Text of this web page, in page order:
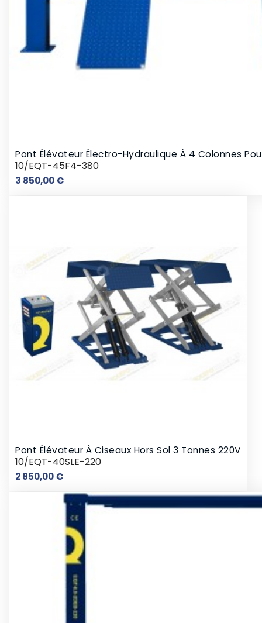
Pont Élévateur Électro-Hydraulique À 4 Colonnes
10/EQT-45F4-380
3 850,00 €Prix
Pont Élévateur À Ciseaux Hors Sol 3 Tonnes 220V
10/EQT-40SLE-220
2 850,00 €Prix